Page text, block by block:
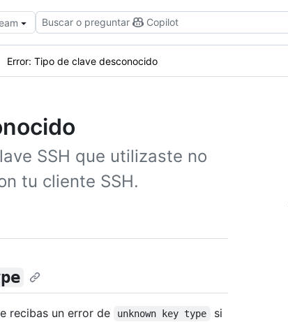
Buscar o preguntar Copilot
Error: Tipo de clave desconocido
SSH que utilizaste no
tu cliente SSH.
recibas un error de unknown key type
si